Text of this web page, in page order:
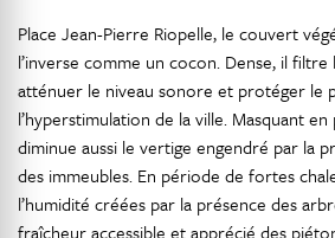
Place Jean-Pierre Riopelle, le couvert
l’inverse comme un cocon. Dense, il filtre
atténuer le niveau sonore et protéger le
l’hyperstimulation de la ville. Masquant
diminue aussi le vertige engendré par la
des immeubles. En période de fortes
l’humidité créées par la présence des
fraîcheur accessible et apprécié des